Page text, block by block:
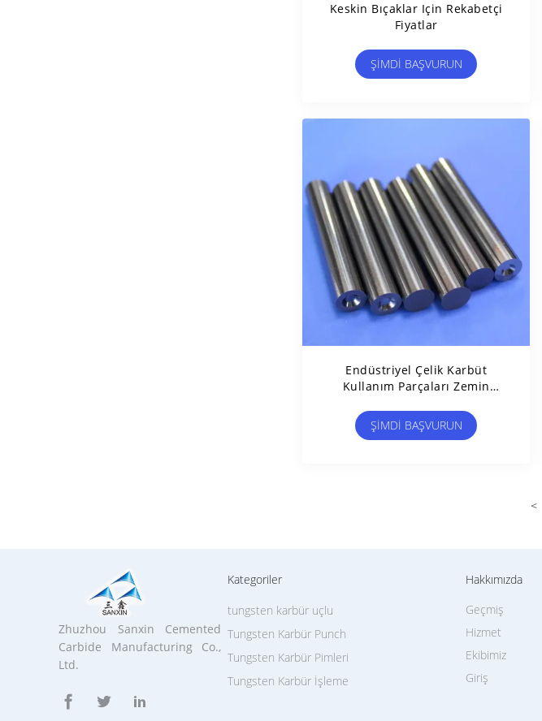
Keskin Bıçaklar Için Rekabetçi
Fiyatlar
ŞIMDI BAŞVURUN
Endüstriyel Çelik Karbüt
Kullanım Parçaları Zemin
Başı
ŞIMDI BAŞVURUN
<
Zhuzhou Sanxin Cemented
Carbide Manufacturing Co.,
Ltd.
Kategoriler
Tungsten Karbür İşleme
tungsten karbür uçlu
Tungsten Karbür Punch
Tungsten Karbür Pimleri
Hakkımızda
Giriş
Geçmiş
Hizmet
Ekibimiz